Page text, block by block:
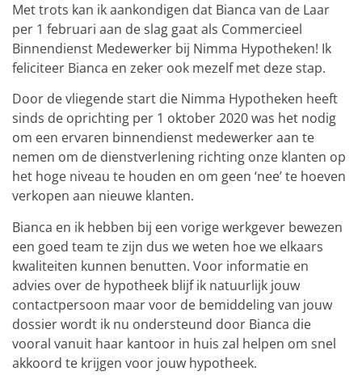
Met trots kan ik aankondigen dat Bianca van de Laar
per 1 februari aan de slag gaat als Commercieel
Binnendienst Medewerker bij Nimma Hypotheken! Ik
feliciteer Bianca en zeker ook mezelf met deze stap.
Door de vliegende start die Nimma Hypotheken heeft
sinds de oprichting per 1 oktober 2020 was het nodig
om een ervaren binnendienst medewerker aan te
nemen om de dienstverlening richting onze klanten op
het hoge niveau te houden en om geen ‘nee’ te hoeven
verkopen aan nieuwe klanten.
Bianca en ik hebben bij een vorige werkgever bewezen
een goed team te zijn dus we weten hoe we elkaars
kwaliteiten kunnen benutten. Voor informatie en
advies over de hypotheek blijf ik natuurlijk jouw
contactpersoon maar voor de bemiddeling van jouw
dossier wordt ik nu ondersteund door Bianca die
vooral vanuit haar kantoor in huis zal helpen om snel
akkoord te krijgen voor jouw hypotheek.